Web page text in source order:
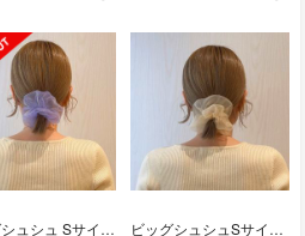
ビッグシュシュ Sサイズ /ラベンダー ビッグシュシュSサイズ/ハニー